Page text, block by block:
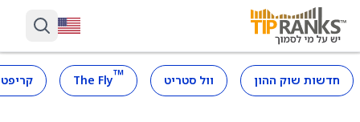
חדשות שוק ההון וול סטריט ™
The Fly